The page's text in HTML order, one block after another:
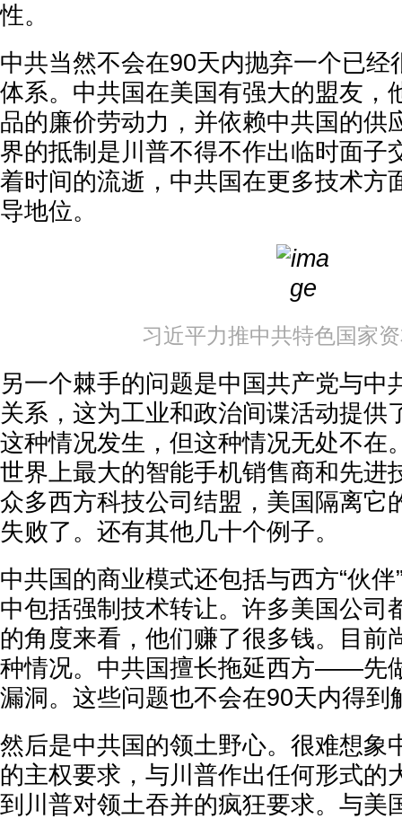
性。
中共当然不会在90天内抛弃一个已经
体系。中共国在美国有强大的盟友，
品的廉价劳动力，并依赖中共国的供
界的抵制是川普不得不作出临时面子
着时间的流逝，中共国在更多技术方
导地位。
习近平力推中共特色国家
另一个棘手的问题是中国共产党与中
关系，这为工业和政治间谍活动提供
这种情况发生，但这种情况无处不在
世界上最大的智能手机销售商和先进
众多西方科技公司结盟，美国隔离它
失败了。还有其他几十个例子。
中共国的商业模式还包括与西方“伙
中包括强制技术转让。许多美国公司
的角度来看，他们赚了很多钱。目前
种情况。中共国擅长拖延西方——先
漏洞。这些问题也不会在90天内得到
然后是中共国的领土野心。很难想象
的主权要求，与川普作出任何形式的
到川普对领土吞并的疯狂要求。与美